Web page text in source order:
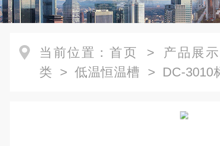
当前位置： 首页 > 产品展示
类 > 低温恒温槽 > DC-3010